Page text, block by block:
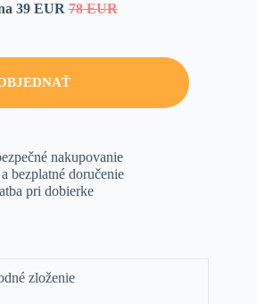
39 EUR78 EUR
nakupovanie
bezplatné doručenie
pri dobierke
zloženie